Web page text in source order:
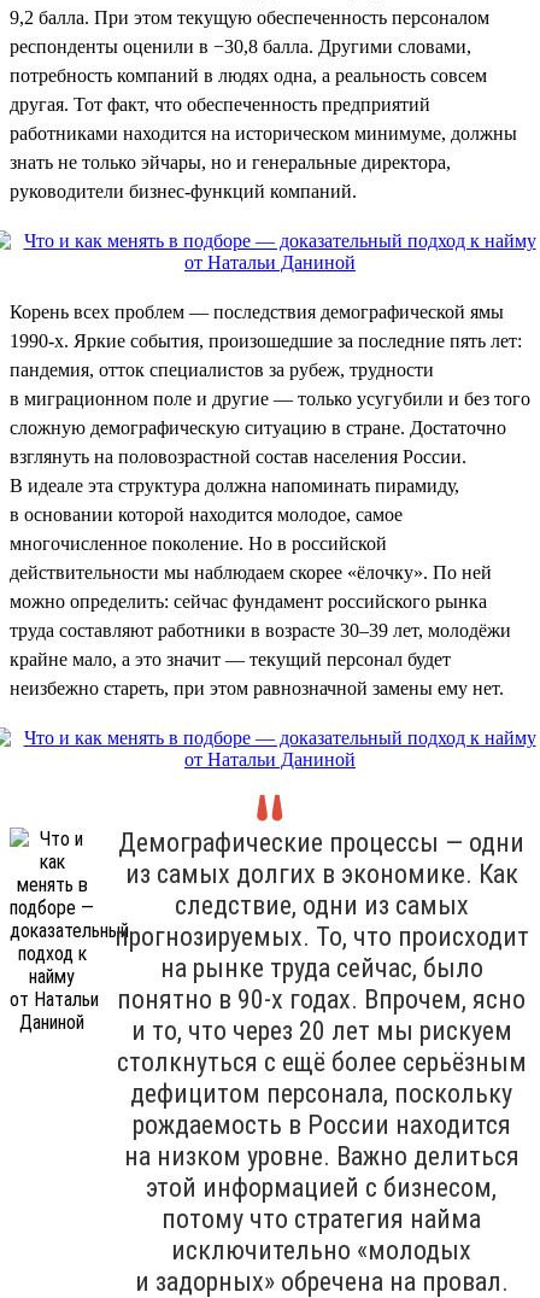
9,2 балла. При этом текущую обеспеченность персоналом
респонденты оценили в −30,8 балла. Другими словами,
потребность компаний в людях одна, а реальность совсем
другая. Тот факт, что обеспеченность предприятий
работниками находится на историческом минимуме, должны
знать не только эйчары, но и генеральные директора,
руководители бизнес-функций компаний.
Корень всех проблем — последствия демографической ямы
1990-х. Яркие события, произошедшие за последние пять лет:
пандемия, отток специалистов за рубеж, трудности
в миграционном поле и другие — только усугубили и без того
сложную демографическую ситуацию в стране. Достаточно
взглянуть на половозрастной состав населения России.
В идеале эта структура должна напоминать пирамиду,
в основании которой находится молодое, самое
многочисленное поколение. Но в российской
действительности мы наблюдаем скорее «ёлочку». По ней
можно определить: сейчас фундамент российского рынка
труда составляют работники в возрасте 30–39 лет, молодёжи
крайне мало, а это значит — текущий персонал будет
неизбежно стареть, при этом равнозначной замены ему нет.
Демографические процессы — одни
из самых долгих в экономике. Как
следствие, одни из самых
прогнозируемых. То, что происходит
на рынке труда сейчас, было
понятно в 90-х годах. Впрочем, ясно
и то, что через 20 лет мы рискуем
столкнуться с ещё более серьёзным
дефицитом персонала, поскольку
рождаемость в России находится
на низком уровне. Важно делиться
этой информацией с бизнесом,
потому что стратегия найма
исключительно «молодых
и задорных» обречена на провал.